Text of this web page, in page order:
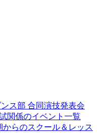
ス部 合同演技発表会
関係のイベント一覧
からのスクール＆レッス